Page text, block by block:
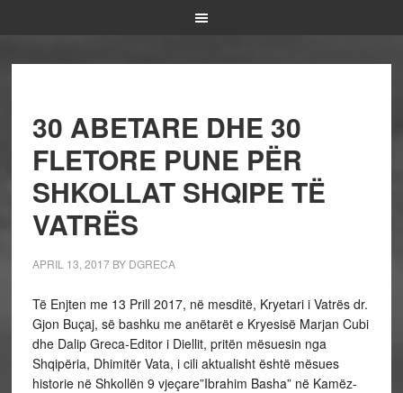
30 ABETARE DHE 30
FLETORE PUNE PËR
SHKOLLAT SHQIPE TË
VATRËS
APRIL 13, 2017BY DGRECA
Të Enjten me 13 Prill 2017, në mesditë, Kryetari i Vatrës dr.
Gjon Buçaj, së bashku me anëtarët e Kryesisë Marjan Cubi
dhe Dalip Greca-Editor i Diellit, pritën mësuesin nga
Shqipëria, Dhimitër Vata, i cili aktualisht është mësues
historie në Shkollën 9 vjeçare”Ibrahim Basha” në Kamëz-